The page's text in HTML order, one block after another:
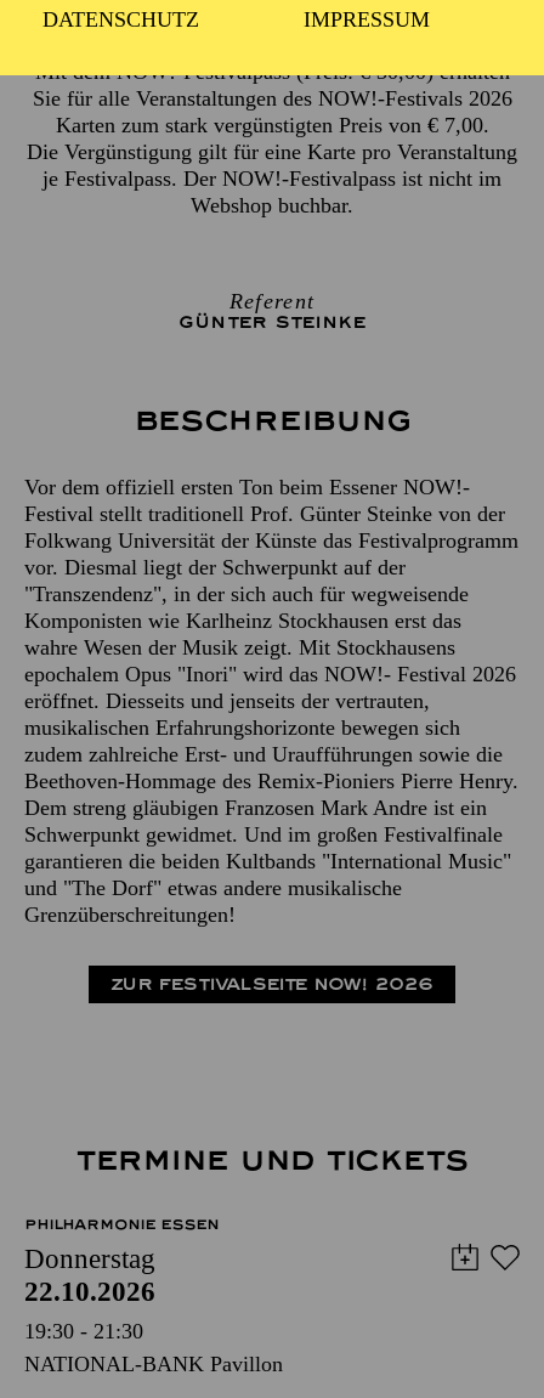
DATENSCHUTZ IMPRESSUM
Mit dem NOW!-Festivalpass (Preis: € 30,00) erhalten
Sie für alle Veranstaltungen des NOW!-Festivals 2026
Karten zum stark vergünstigten Preis von € 7,00.
Die Vergünstigung gilt für eine Karte pro Veranstaltung
je Festivalpass. Der NOW!-Festivalpass ist nicht im
Webshop buchbar.
Referent
GÜNTER STEINKE
Beschreibung
Vor dem offiziell ersten Ton beim Essener NOW!-
Festival stellt traditionell Prof. Günter Steinke von der
Folkwang Universität der Künste das Festivalprogramm
vor. Diesmal liegt der Schwerpunkt auf der
"Transzendenz", in der sich auch für wegweisende
Komponisten wie Karlheinz Stockhausen erst das
wahre Wesen der Musik zeigt. Mit Stockhausens
epochalem Opus "Inori" wird das NOW!- Festival 2026
eröffnet. Diesseits und jenseits der vertrauten,
musikalischen Erfahrungshorizonte bewegen sich
zudem zahlreiche Erst- und Uraufführungen sowie die
Beethoven-Hommage des Remix-Pioniers Pierre Henry.
Dem streng gläubigen Franzosen Mark Andre ist ein
Schwerpunkt gewidmet. Und im großen Festivalfinale
garantieren die beiden Kultbands "International Music"
und "The Dorf" etwas andere musikalische
Grenzüberschreitungen!
ZUR FESTIVALSEITE NOW! 2026
TERMINE UND TICKETS
PHILHARMONIE ESSEN
Donnerstag
22.10.2026
19:30 - 21:30
NATIONAL-BANK Pavillon